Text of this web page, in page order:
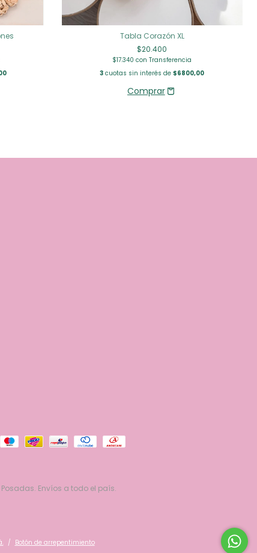
Tabla Corazón XL
$20.400
$17.340con Transferencia
3 cuotas sin interés de$6800,00
Envíos a todo el país.
/ Botón de arrepentimiento